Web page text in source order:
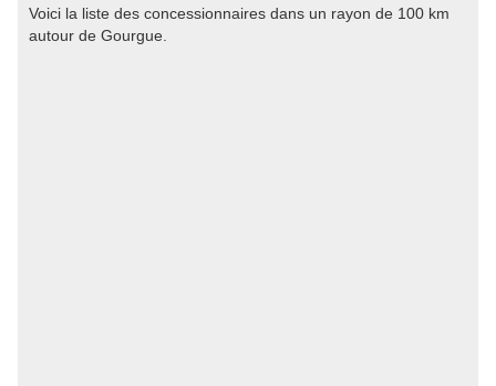
Voici la liste des concessionnaires dans un rayon de 100 km
autour de Gourgue.